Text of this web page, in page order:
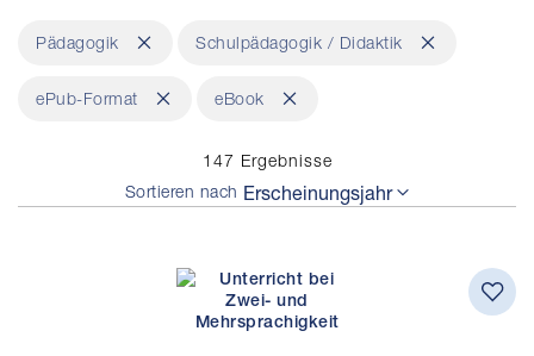
Pädagogik
Dies
Schulpädagogik / Didaktik
Dies
ePub-Format
Dies
eBook
Dies
147 Ergebnisse
Sortieren nach Erscheinungsjahr